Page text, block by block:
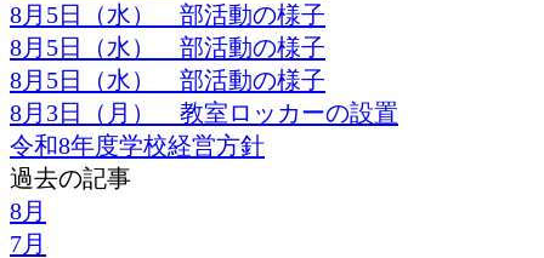
8月5日（水） 部活動の様子
8月5日（水） 部活動の様子
8月5日（水） 部活動の様子
8月3日（月） 教室ロッカーの設置
令和8年度学校経営方針
過去の記事
8月
7月